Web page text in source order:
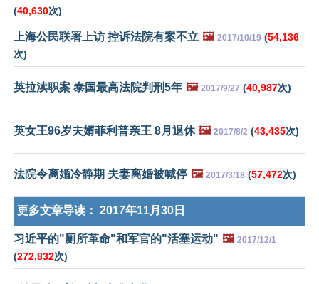
(40,630次)
上海公民联署上访 控诉法院有案不立 🖼️ 2017/10/19 (54,136
次)
英拉渎职案 泰国最高法院判刑5年 🖼️ 2017/9/27 (40,987次)
英女王96岁夫婿菲利普亲王 8月退休 🖼️ 2017/8/2 (43,435次)
法院令离婚冷静期 夫妻离婚被喊停 🖼️ 2017/3/18 (57,472次)
更多文章导读： 2017年11月30日
习近平的"厕所革命"和军官的"活塞运动" 🖼️ 2017/12/1
(272,832次)